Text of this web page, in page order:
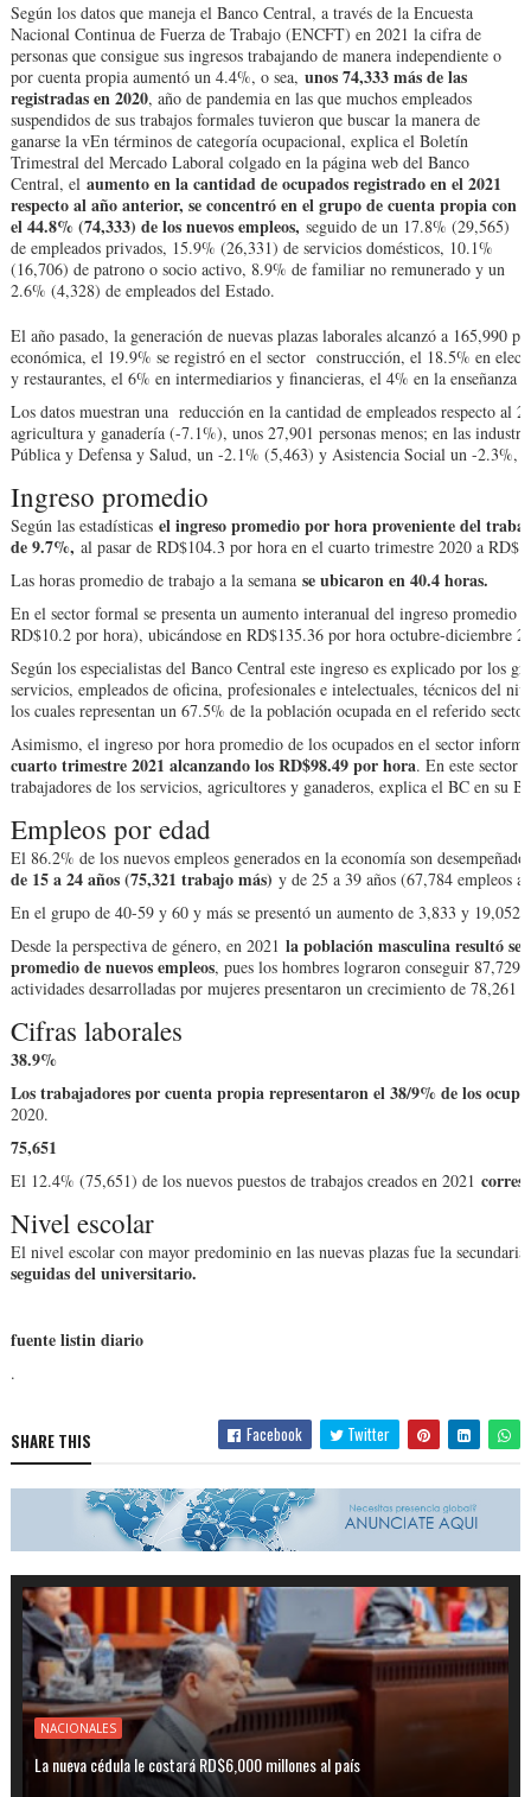
Según los datos que maneja el Banco Central, a través de la Encuesta
Nacional Continua de Fuerza de Trabajo (ENCFT) en 2021 la cifra de
personas que consigue sus ingresos trabajando de manera independiente o
por cuenta propia aumentó un 4.4%, o sea, unos 74,333 más de las
registradas en 2020, año de pandemia en las que muchos empleados
suspendidos de sus trabajos formales tuvieron que buscar la manera de
ganarse la vEn términos de categoría ocupacional, explica el Boletín
Trimestral del Mercado Laboral colgado en la página web del Banco
Central, el aumento en la cantidad de ocupados registrado en el 2021
respecto al año anterior, se concentró en el grupo de cuenta propia con
el 44.8% (74,333) de los nuevos empleos, seguido de un 17.8% (29,565)
de empleados privados, 15.9% (26,331) de servicios domésticos, 10.1%
(16,706) de patrono o socio activo, 8.9% de familiar no remunerado y un
2.6% (4,328) de empleados del Estado.
El año pasado, la generación de nuevas plazas laborales alcanzó a 165,990
económica, el 19.9% se registró en el sector construcción, el 18.5% en
y restaurantes, el 6% en intermediarios y financieras, el 4% en la enseñanza
Los datos muestran una reducción en la cantidad de empleados respecto al
agricultura y ganadería (-7.1%), unos 27,901 personas menos; en las
Pública y Defensa y Salud, un -2.1% (5,463) y Asistencia Social un -2.3%,
Ingreso promedio
Según las estadísticas el ingreso promedio por hora proveniente del
de 9.7%, al pasar de RD$104.3 por hora en el cuarto trimestre 2020 a
Las horas promedio de trabajo a la semana se ubicaron en 40.4 horas.
En el sector formal se presenta un aumento interanual del ingreso promedio
RD$10.2 por hora), ubicándose en RD$135.36 por hora octubre-diciembre
Según los especialistas del Banco Central este ingreso es explicado por los
servicios, empleados de oficina, profesionales e intelectuales, técnicos del
los cuales representan un 67.5% de la población ocupada en el referido
Asimismo, el ingreso por hora promedio de los ocupados en el sector
cuarto trimestre 2021 alcanzando los RD$98.49 por hora. En este sector
trabajadores de los servicios, agricultores y ganaderos, explica el BC en su
Empleos por edad
El 86.2% de los nuevos empleos generados en la economía son
de 15 a 24 años (75,321 trabajo más) y de 25 a 39 años (67,784 empleos
En el grupo de 40-59 y 60 y más se presentó un aumento de 3,833 y 19,052
Desde la perspectiva de género, en 2021 la población masculina resultó
promedio de nuevos empleos, pues los hombres lograron conseguir 87,729
actividades desarrolladas por mujeres presentaron un crecimiento de
Cifras laborales
38.9%
Los trabajadores por cuenta propia representaron el 38/9% de los
2020.
75,651
El 12.4% (75,651) de los nuevos puestos de trabajos creados en 2021
Nivel escolar
El nivel escolar con mayor predominio en las nuevas plazas fue la secundaria
seguidas del universitario.
fuente listin diario
.
SHARE THIS Facebook Twitter
NACIONALES
La nueva cédula le costará RD$6,000 millones al país